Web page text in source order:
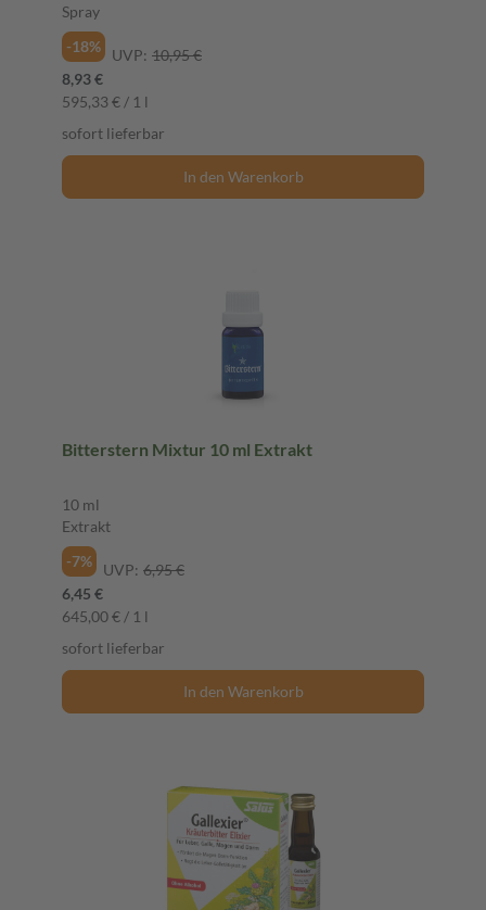
Spray
-18%
UVP: 10,95 €
8,93 €
595,33 € / 1 l
sofort lieferbar
In den Warenkorb
Bitterstern Mixtur 10 ml Extrakt
10 ml
Extrakt
-7%
UVP: 6,95 €
6,45 €
645,00 € / 1 l
sofort lieferbar
In den Warenkorb